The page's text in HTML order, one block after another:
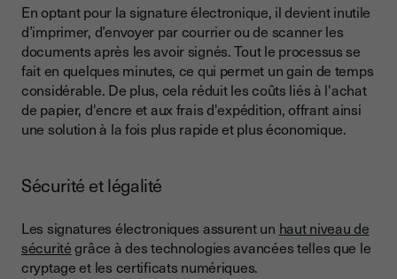
En optant pour la signature électronique, il devient inutile
d’imprimer, d’envoyer par courrier ou de scanner les
documents après les avoir signés. Tout le processus se
fait en quelques minutes, ce qui permet un gain de temps
considérable. De plus, cela réduit les coûts liés à l'achat
de papier, d'encre et aux frais d'expédition, offrant ainsi
une solution à la fois plus rapide et plus économique.
Sécurité et légalité
Les signatures électroniques assurent un haut niveau de
sécuritégrâce à des technologies avancées telles que le
cryptage et les certificats numériques.